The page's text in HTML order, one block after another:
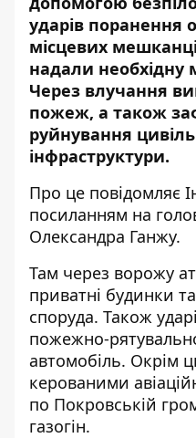
ударів поранення
місцевих
надали необхідну
Через влучання
пожеж, а також
руйнування
інфраструктури.
Про це повідомляє
посиланням на
Олександра Ганжу.
Там через ворожу
приватні будинки
споруда. Також
пожежно-
автомобіль. Окрім
керованими
по Покровській
газогін.